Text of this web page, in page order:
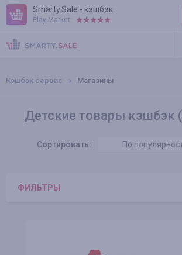
Smarty.Sale - кэшбэк
Play Market:
ПРАВИЛА
ПЛАГИНЫ
Кэшбэк сервис Магазины
Детские товары кэшбэк
Сортировать: По
ФИЛЬТРЫ